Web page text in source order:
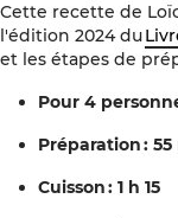
Cette recette de
l'édition 2024 du
et les étapes de
Pour 4
Préparation :
Cuisson : 1 h 15